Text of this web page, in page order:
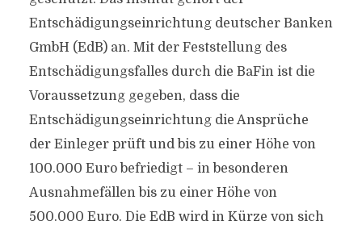
Entschädigungseinrichtung deutscher Banken
GmbH (EdB) an. Mit der Feststellung des
Entschädigungsfalles durch die BaFin ist die
Voraussetzung gegeben, dass die
Entschädigungseinrichtung die Ansprüche
der Einleger prüft und bis zu einer Höhe von
100.000 Euro befriedigt – in besonderen
Ausnahmefällen bis zu einer Höhe von
500.000 Euro. Die EdB wird in Kürze von sich